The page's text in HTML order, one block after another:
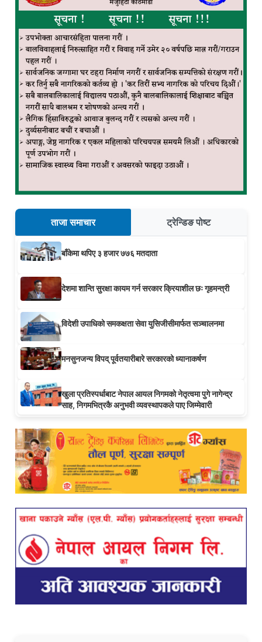
ताजा समाचार ट्रेन्डिङ पोष्ट
बाँकेमा थपिए ३ हजार ७७६ मतदाता
देशमा शान्ति सुरक्षा कायम गर्न सरकार क्रियाशील छः गृहमन्त्री
विदेशी उपाधिको समकक्षता सेवा युसिजीसीमार्फत सञ्चालनमा
मनसुनजन्य विपद् पूर्वतयारीबारे सरकारको ध्यानाकर्षण
खुला प्रतिस्पर्धाबाट नेपाल आयल निगमको नेतृत्वमा पुगे नागेन्द्र
साह, निगमभित्रकै अनुभवी व्यवस्थापकले पाए जिम्मेवारी